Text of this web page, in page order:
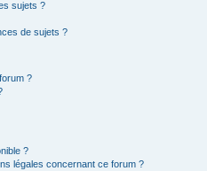
sujets ?
de sujets ?
?
?
légales concernant ce forum ?